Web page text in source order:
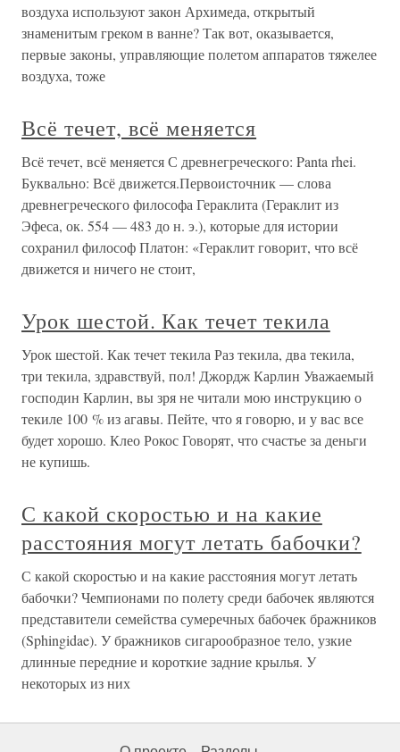
воздуха используют закон Архимеда, открытый
знаменитым греком в ванне? Так вот, оказывается,
первые законы, управляющие полетом аппаратов тяжелее
воздуха, тоже
Всё течет, всё меняется
Всё течет, всё меняется С древнегреческого: Panta rhei.
Буквально: Всё движется.Первоисточник — слова
древнегреческого философа Гераклита (Гераклит из
Эфеса, ок. 554 — 483 до н. э.), которые для истории
сохранил философ Платон: «Гераклит говорит, что всё
движется и ничего не стоит,
Урок шестой. Как течет текила
Урок шестой. Как течет текила Раз текила, два текила,
три текила, здравствуй, пол! Джордж Карлин Уважаемый
господин Карлин, вы зря не читали мою инструкцию о
текиле 100 % из агавы. Пейте, что я говорю, и у вас все
будет хорошо. Клео Рокос Говорят, что счастье за деньги
не купишь.
С какой скоростью и на какие
расстояния могут летать бабочки?
С какой скоростью и на какие расстояния могут летать
бабочки? Чемпионами по полету среди бабочек являются
представители семейства сумеречных бабочек бражников
(Sphingidae). У бражников сигарообразное тело, узкие
длинные передние и короткие задние крылья. У
некоторых из них